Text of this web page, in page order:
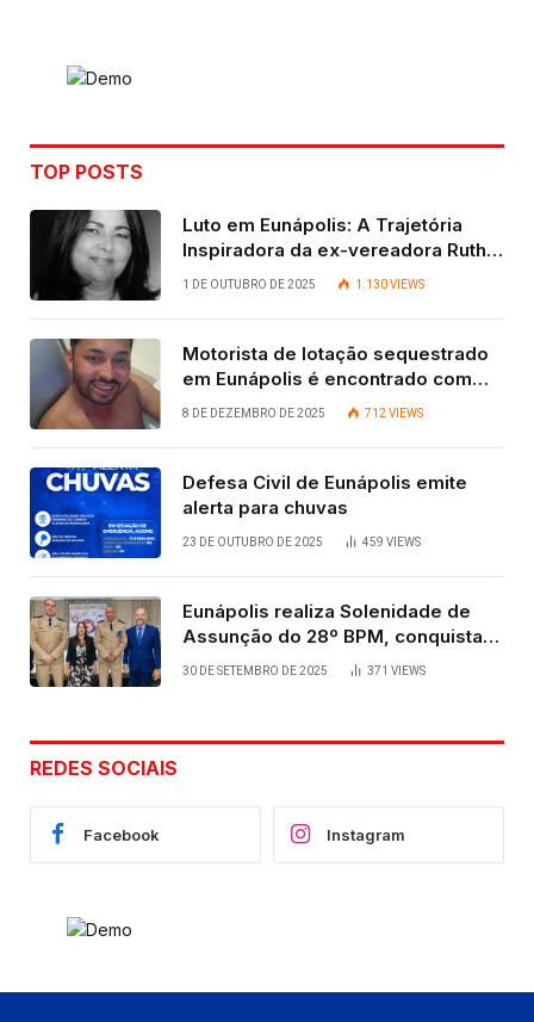
TOP POSTS
Luto em Eunápolis: A Trajetória
Inspiradora da ex-vereadora Ruth
Contadora
1 DE OUTUBRO DE 2025 1.130VIEWS
Motorista de lotação sequestrado
em Eunápolis é encontrado com
vida após quatro dias.
8 DE DEZEMBRO DE 2025 712VIEWS
Defesa Civil de Eunápolis emite
alerta para chuvas
23 DE OUTUBRO DE 2025 459 VIEWS
Eunápolis realiza Solenidade de
Assunção do 28º BPM, conquista
viabilizada por articulação política
30 DE SETEMBRO DE 2025 371 VIEWS
REDES SOCIAIS
Facebook Instagram